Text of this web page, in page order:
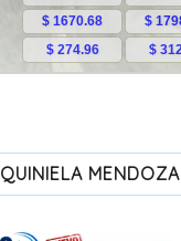
QUINIELA MENDOZA